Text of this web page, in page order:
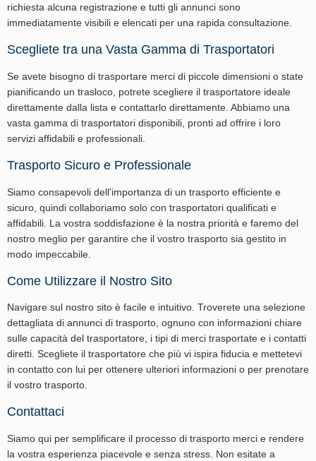
richiesta alcuna registrazione e tutti gli annunci sono
immediatamente visibili e elencati per una rapida consultazione.
Scegliete tra una Vasta Gamma di Trasportatori
Se avete bisogno di trasportare merci di piccole dimensioni o state
pianificando un trasloco, potrete scegliere il trasportatore ideale
direttamente dalla lista e contattarlo direttamente. Abbiamo una
vasta gamma di trasportatori disponibili, pronti ad offrire i loro
servizi affidabili e professionali.
Trasporto Sicuro e Professionale
Siamo consapevoli dell'importanza di un trasporto efficiente e
sicuro, quindi collaboriamo solo con trasportatori qualificati e
affidabili. La vostra soddisfazione è la nostra priorità e faremo del
nostro meglio per garantire che il vostro trasporto sia gestito in
modo impeccabile.
Come Utilizzare il Nostro Sito
Navigare sul nostro sito è facile e intuitivo. Troverete una selezione
dettagliata di annunci di trasporto, ognuno con informazioni chiare
sulle capacità del trasportatore, i tipi di merci trasportate e i contatti
diretti. Scegliete il trasportatore che più vi ispira fiducia e mettetevi
in contatto con lui per ottenere ulteriori informazioni o per prenotare
il vostro trasporto.
Contattaci
Siamo qui per semplificare il processo di trasporto merci e rendere
la vostra esperienza piacevole e senza stress. Non esitate a